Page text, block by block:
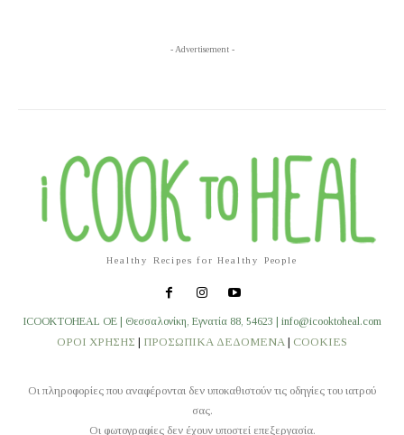
- Advertisement -
Healthy Recipes for Healthy People
ICOOKTOHEAL OE | Θεσσαλονίκη, Εγνατία 88, 54623 | info@icooktoheal.com
ΟΡΟΙ ΧΡΗΣΗΣ | ΠΡΟΣΩΠΙΚΑ ΔΕΔΟΜΕΝΑ | COOKIES
Οι πληροφορίες που αναφέρονται δεν υποκαθιστούν τις οδηγίες του ιατρού
σας.
Οι φωτογραφίες δεν έχουν υποστεί επεξεργασία.